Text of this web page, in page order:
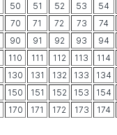
50
51 52 53 54
70
71 72 73 74
90
91 92 93 94
110 111 112 113 114
130 131 132 133 134
150 151 152 153 154
170 171 172 173 174